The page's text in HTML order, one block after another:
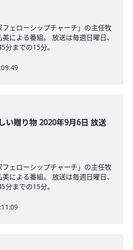
ェローシップチャーチ」の主任牧
による番組。 放送は毎週日曜日、
分までの15分。
い贈り物 2020年9月6日 放送
ェローシップチャーチ」の主任牧
による番組。 放送は毎週日曜日、
分までの15分。